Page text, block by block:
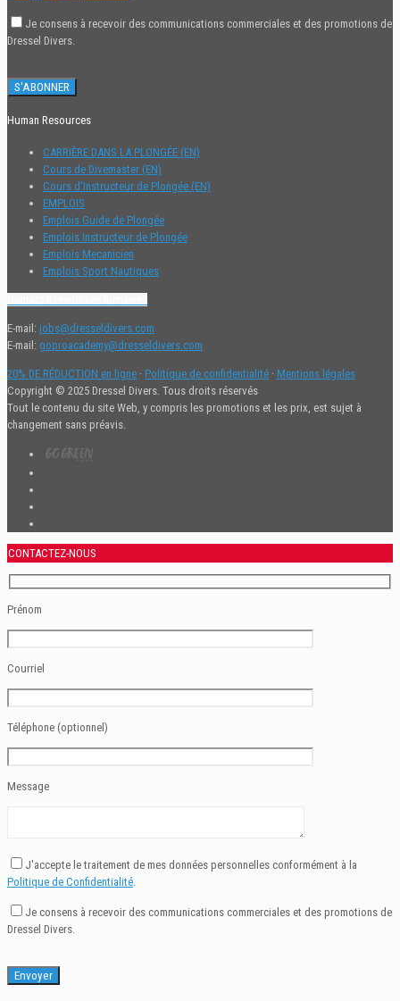
Je consens à recevoir des communications commerciales et des promotions de
Dressel Divers.
Human Resources
CARRIÈRE DANS LA PLONGÉE (EN)
Cours de Divemaster (EN)
Cours d’Instructeur de Plongée (EN)
EMPLOIS
Emplois Guide de Plongée
Emplois Instructeur de Plongée
Emplois Mecanicien
Emplois Sport Nautiques
E-mail: jobs@dresseldivers.com
E-mail: goproacademy@dresseldivers.com
20% DE RÉDUCTION en ligne · Politique de confidentialité · Mentions légales
Copyright © 2025 Dressel Divers. Tous droits réservés
Tout le contenu du site Web, y compris les promotions et les prix, est sujet à
changement sans préavis.
CONTACTEZ-NOUS
Prénom
Courriel
Téléphone (optionnel)
Message
J'accepte le traitement de mes données personnelles conformément à la
Politique de Confidentialité.
Je consens à recevoir des communications commerciales et des promotions de
Dressel Divers.